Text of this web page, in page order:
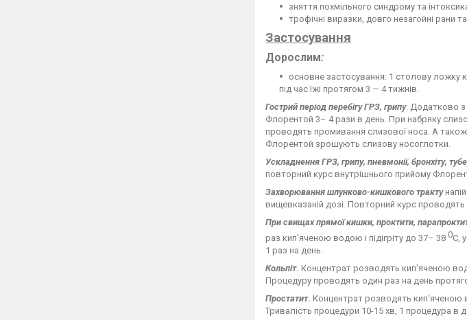
зняття похмільного синдрому та
трофічні виразки, довго незагойні рани та
Застосування
Дорослим:
основне застосування: 1 столову
під час їжі протягом 3 — 4 тижнів.
Гострий період перебігу ГРЗ, грипу. Додатково з
Флорентой 3– 4 рази в день. При набряку
проводять промивання слизової носа. А
Флорентой зрошують слизову носоглотки.
Ускладнення ГРЗ, грипу, пневмонії, бронхіту,
повторний курс внутрішнього прийому
Захворювання шлунково-кишкового тракту
вищевказаній дозі. Повторний курс проводять
При свищах прямої кишки, проктити,
раз кип'яченою водою і підігріту до 37– 38 0С,
1 раз на день.
Кольпіт. Концентрат розводять кип'яченою
Процедуру проводять один раз на день
Простатит. Концентрат розводять кип'яченою
Тривалість процедури 10-15 хв, 1 процедура в